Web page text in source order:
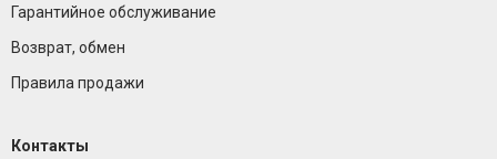
Гарантийное обслуживание
Возврат, обмен
Правила продажи
Контакты